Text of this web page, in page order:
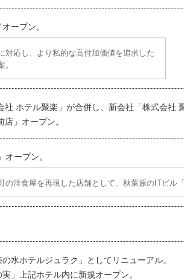
ープン。
対応し、より私的な高付加価値を追求した
社 ホテル聚楽」が合併し、新会社「株式会社
店」オープン。
オープン。
の洋食屋を再現した店舗として、秋葉原のITビル「
水ホテルジュラク」としてリニューアル。
」上記ホテル内に新規オープン。